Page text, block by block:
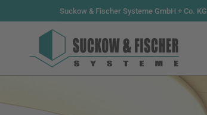
Suckow & Fischer Systeme GmbH + Co. KG